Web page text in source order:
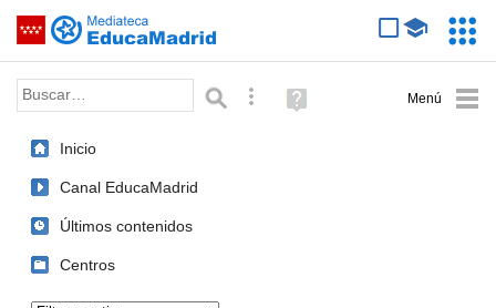
Saltar navegación
Palabra o frase: Búsqueda avanzada
Ayuda
(en
Inicio
Canal EducaMadrid
Últimos contenidos
Centros